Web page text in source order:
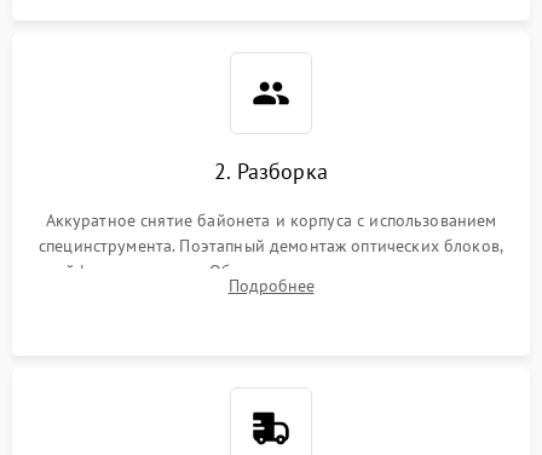
2. Разборка
Аккуратное снятие байонета и корпуса с использованием
специнструмента. Поэтапный демонтаж оптических блоков,
шлейфов и приводов. Обязательная маркировка положения
линзовых групп для сохранения заводской центровки при
Подробнее